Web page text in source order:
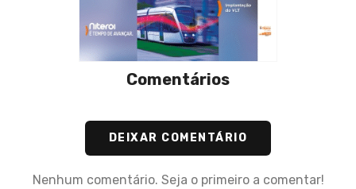
Comentários
DEIXAR COMENTÁRIO
Nenhum comentário. Seja o primeiro a comentar!